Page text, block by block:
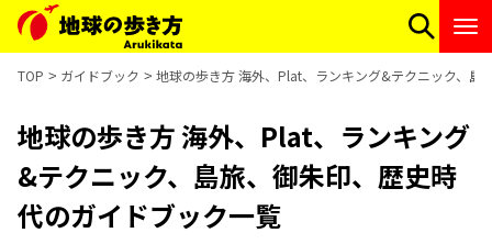
TOP ガイドブック 地球の歩き方 海外、Plat、ランキング&テクニック、島
地球の歩き方 海外、Plat、ランキング
&テクニック、島旅、御朱印、歴史時
代のガイドブック一覧